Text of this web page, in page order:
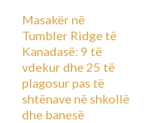
Masakër në
Tumbler Ridge të
Kanadasë: 9 të
vdekur dhe 25 të
plagosur pas të
shtënave në shkollë
dhe banesë